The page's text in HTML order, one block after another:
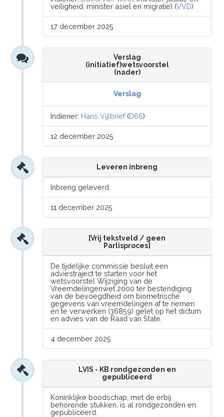
veiligheid, minister asiel en migratie) (VVD)
17 december 2025
Verslag
(initiatief)wetsvoorstel
(nader)
Verslag
Indiener: Hans Vijlbrief(D66)
12 december 2025
Leveren inbreng
Inbreng geleverd.
11 december 2025
[Vrij tekstveld / geen
Parlisproces]
De tijdelijke commissie besluit een
adviestraject te starten voor het
wetsvoorstel Wijziging van de
Vreemdelingenwet 2000 ter bestendiging
van de bevoegdheid om biometrische
gegevens van vreemdelingen af te nemen
en te verwerken (36859) gelet op het dictum
en advies van de Raad van State.
4 december 2025
LVIS - KB rondgezonden en
gepubliceerd
Koninklijke boodschap, met de erbij
behorende stukken, is al rondgezonden en
gepubliceerd.